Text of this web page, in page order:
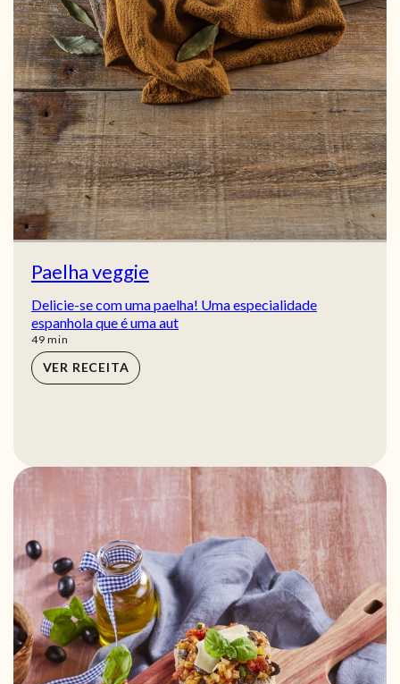
Paelha veggie
Delicie-se com uma paelha! Uma especialidade
espanhola que é uma aut
49min
min
VER RECEITA